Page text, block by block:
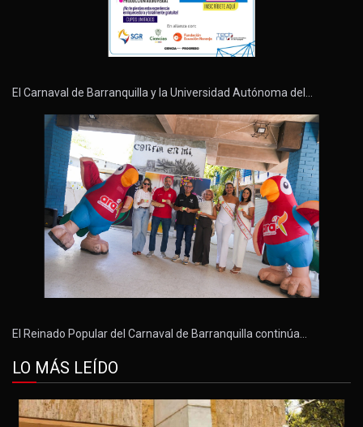
El Carnaval de Barranquilla y la Universidad Autónoma del…
El Reinado Popular del Carnaval de Barranquilla continúa…
LO MÁS LEÍDO